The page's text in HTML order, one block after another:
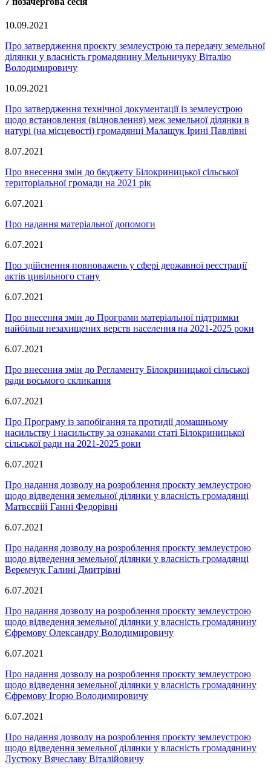
10.09.2021
Про затвердження проєкту землеустрою та передачу земельної
ділянки у власність громадянину Мельничуку Віталію
Володимировичу
10.09.2021
Про затвердження технічної документації із землеустрою
щодо встановлення (відновлення) меж земельної ділянки в
натурі (на місцевості) громадянці Малащук Ірині Павлівні
8.07.2021
Про внесення змін до бюджету Білокриницької сільської
територіальної громади на 2021 рік
6.07.2021
Про надання матеріальної допомоги
6.07.2021
Про здійснення повноважень у сфері державної реєстрації
актів цивільного стану
6.07.2021
Про внесення змін до Програми матеріальної підтримки
найбільш незахищених верств населення на 2021-2025 роки
6.07.2021
Про внесення змін до Регламенту Білокриницької сільської
ради восьмого скликання
6.07.2021
Про Програму із запобігання та протидії домашньому
насильству і насильству за ознаками статі Білокриницької
сільської ради на 2021-2025 роки
6.07.2021
Про надання дозволу на розроблення проєкту землеустрою
щодо відведення земельної ділянки у власність громадянці
Матвєєвій Ганні Федорівні
6.07.2021
Про надання дозволу на розроблення проєкту землеустрою
щодо відведення земельної ділянки у власність громадянці
Веремчук Галині Дмитрівні
6.07.2021
Про надання дозволу на розроблення проєкту землеустрою
щодо відведення земельної ділянки у власність громадянину
Єфремову Олександру Володимировичу
6.07.2021
Про надання дозволу на розроблення проєкту землеустрою
щодо відведення земельної ділянки у власність громадянину
Єфремову Ігорю Володимировичу
6.07.2021
Про надання дозволу на розроблення проєкту землеустрою
щодо відведення земельної ділянки у власність громадянину
Лустюку Вячеславу Віталійовичу